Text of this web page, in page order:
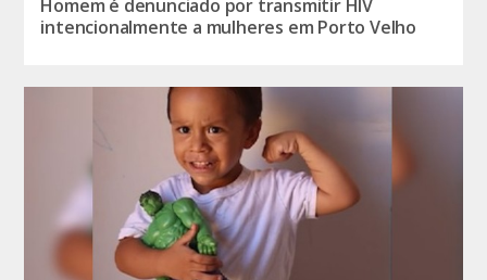
Homem é denunciado por transmitir HIV
intencionalmente a mulheres em Porto Velho